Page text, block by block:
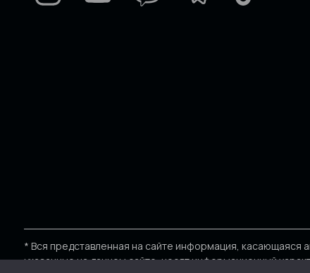
* Вся представленная на сайте информация, касающаяся
указанные на данном сайте, носят информационный